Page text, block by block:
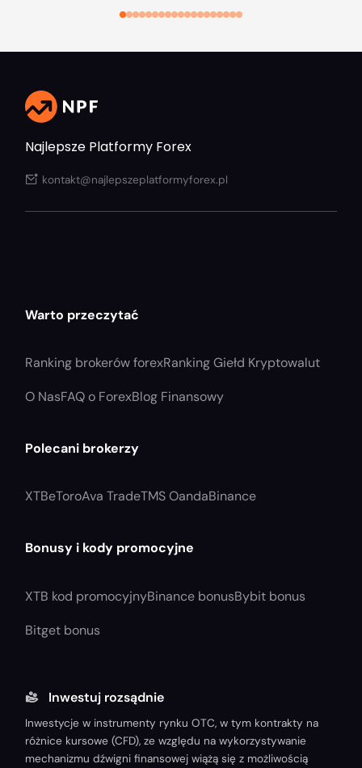
Najlepsze Platformy Forex
kontakt@najlepszeplatformyforex.pl
Warto przeczytać
Ranking brokerów forexRanking Giełd Kryptowalut
O NasFAQ o ForexBlog Finansowy
Polecani brokerzy
XTBeToroAva TradeTMS OandaBinance
Bonusy i kody promocyjne
XTB kod promocyjnyBinance bonusBybit bonus
Bitget bonus
Inwestuj rozsądnie
Inwestycje w instrumenty rynku OTC, w tym kontrakty na
różnice kursowe (CFD), ze względu na wykorzystywanie
mechanizmu dźwigni finansowej wiążą się z możliwością